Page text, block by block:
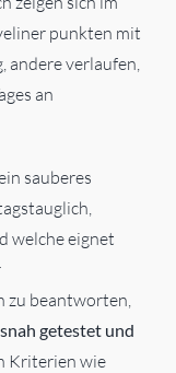
punkten mit
andere verlaufen,
an
sauberes
welche eignet
zu beantworten,
getestet und
Kriterien wie